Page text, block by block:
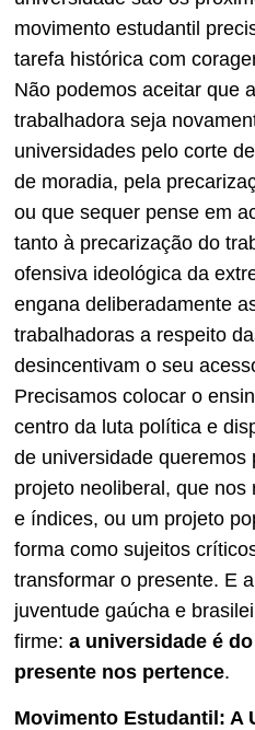
movimento estudantil
tarefa histórica com
Não podemos aceitar que
trabalhadora seja
universidades pelo corte
de moradia, pela
ou que sequer pense em
tanto à precarização do
ofensiva ideológica da
engana deliberadamente
trabalhadoras a respeito
desincentivam o seu
Precisamos colocar o
centro da luta política e
de universidade queremos
projeto neoliberal, que nos
e índices, ou um projeto
forma como sujeitos
transformar o presente. E
juventude gaúcha e
firme: a universidade é
presente nos pertence.
Movimento Estudantil: A